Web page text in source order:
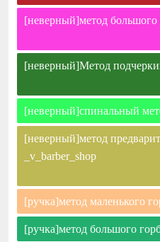
[неверный]метод большого
[неверный]Метод
[неверный]спинальный
[неверный]метод
_v_barber_shop
[ручка]метод маленького
[ручка]метод большого